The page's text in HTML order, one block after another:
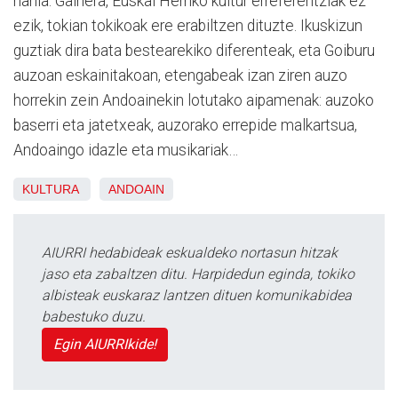
ezik, tokian tokikoak ere erabiltzen dituzte. Ikuskizun
guztiak dira bata bestearekiko diferenteak, eta Goiburu
auzoan eskainitakoan, etengabeak izan ziren auzo
horrekin zein Andoainekin lotutako aipamenak: auzoko
baserri eta jatetxeak, auzorako errepide malkartsua,
Andoaingo idazle eta musikariak…
KULTURA ANDOAIN
AIURRI hedabideak eskualdeko nortasun hitzak
jaso eta zabaltzen ditu. Harpidedun eginda, tokiko
albisteak euskaraz lantzen dituen komunikabidea
babestuko duzu.
Egin AIURRIkide!